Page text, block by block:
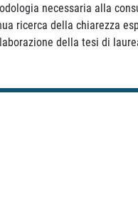
necessaria alla
ricerca della chiarezza
della tesi di